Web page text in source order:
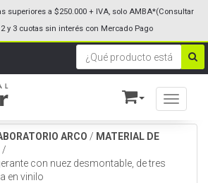
Toggle
superiores a $250.000 + IVA, solo AMBA*(Consultar
y 3 cuotas sin interés con Mercado Pago
ARCO / MATERIAL DE
/
con nuez desmontable, de tres
en vinilo